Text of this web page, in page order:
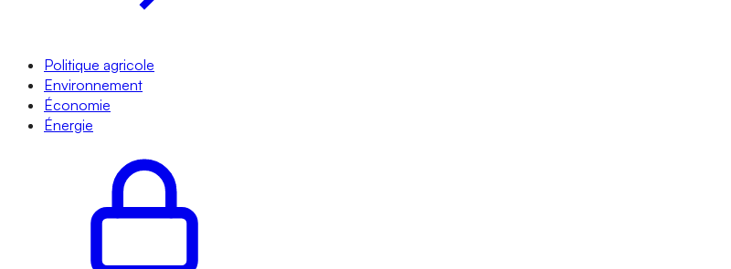
Politique agricole
Environnement
Économie
Énergie